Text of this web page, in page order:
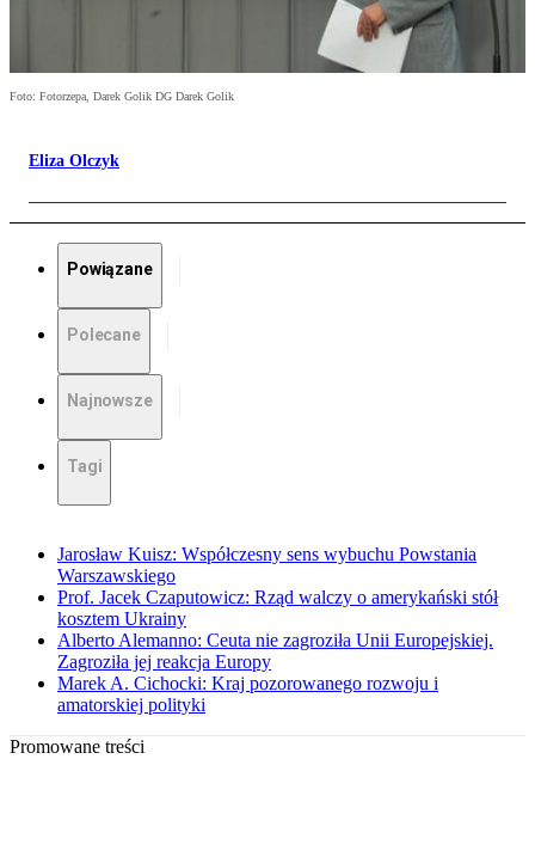
Foto: Fotorzepa, Darek Golik DG Darek Golik
Eliza Olczyk
Powiązane
Polecane
Najnowsze
Tagi
Jarosław Kuisz: Współczesny sens wybuchu Powstania
Warszawskiego
Prof. Jacek Czaputowicz: Rząd walczy o amerykański stół
kosztem Ukrainy
Alberto Alemanno: Ceuta nie zagroziła Unii Europejskiej.
Zagroziła jej reakcja Europy
Marek A. Cichocki: Kraj pozorowanego rozwoju i
amatorskiej polityki
Promowane treści